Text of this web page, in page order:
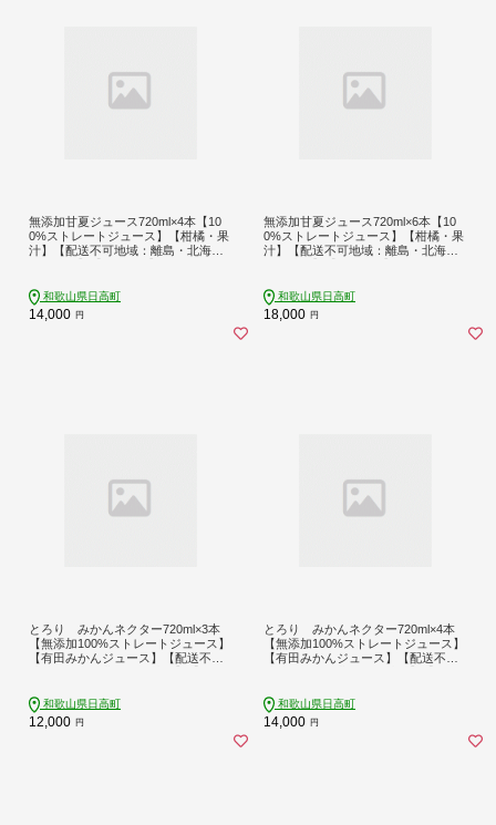
無添加甘夏ジュース720ml×4本【10
0%ストレートジュース】【柑橘・果
汁】【配送不可地域：離島・北海
和歌山県日高町
14,000 円
無添加甘夏ジュース720ml×6本【10
0%ストレートジュース】【柑橘・果
汁】【配送不可地域：離島・北海
和歌山県日高町
18,000 円
とろり みかんネクター720ml×3本
【無添加100%ストレートジュース】
【有田みかんジュース】【配送不可
和歌山県日高町
12,000 円
とろり みかんネクター720ml×4本
【無添加100%ストレートジュース】
【有田みかんジュース】【配送不可
和歌山県日高町
14,000 円